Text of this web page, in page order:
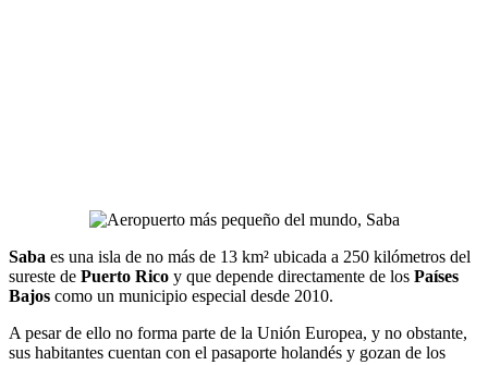
Saba es una isla de no más de 13 km² ubicada a 250 kilómetros del
sureste de Puerto Rico y que depende directamente de los Países
Bajos como un municipio especial desde 2010.
A pesar de ello no forma parte de la Unión Europea, y no obstante,
sus habitantes cuentan con el pasaporte holandés y gozan de los